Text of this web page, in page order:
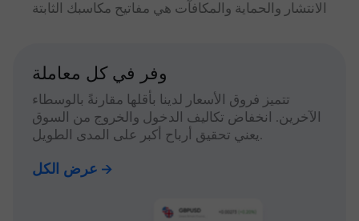
الانتشار والحماية والمكافآت هي مفاتيح مكاسبك الثابتة
وفر في كل معاملة
تتميز فروق الأسعار لدينا بأقلها مقارنةً بالوسطاء
الآخرين. انخفاض تكاليف الدخول والخروج من السوق
يعني تحقيق أرباح أكبر على المدى الطويل.
عرض الكل